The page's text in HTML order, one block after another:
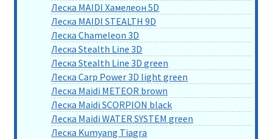
Леска MAIDI Хамелеон 5D
Леска MAIDI STEALTH 9D
Леска Chameleon 3D
Леска Stealth Line 3D
Леска Stealth Line 3D green
Леска Carp Power 3D light green
Леска Maidi METEOR brown
Леска Maidi SCORPION black
Леска Maidi WATER SYSTEM green
Леска Kumyang Tiagra